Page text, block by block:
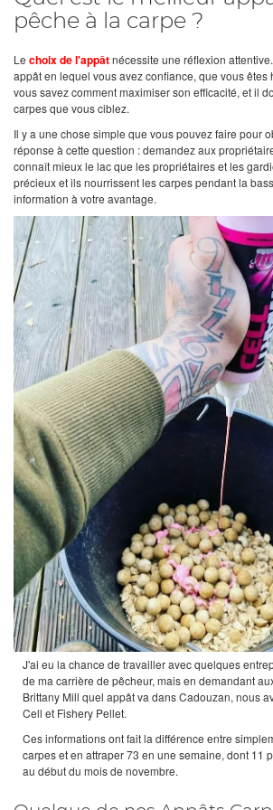
pêche à la carpe ?
Le choix de l'appâtnécessite une réflexion
appât en lequel vous avez confiance, que vous êtes
vous savez comment maximiser son efficacité, et il
carpes que vous ciblez.
Il y a une chose simple que vous pouvez faire pour
réponse à cette question : demandez aux
connaît mieux le lac que les propriétaires et les
précieux et ils nourrissent les carpes pendant la
information à votre avantage.
J'ai eu la chance de travailler avec quelques
de ma carrière de pêcheur, mais en demandant
Brittany Mill quel appât va dans Cadouzan, nous
Cell et Fishery Pellet.
Ces informations ont fait la différence entre
carpes et en attraper 73 en une semaine, dont 11
au début du mois de novembre.